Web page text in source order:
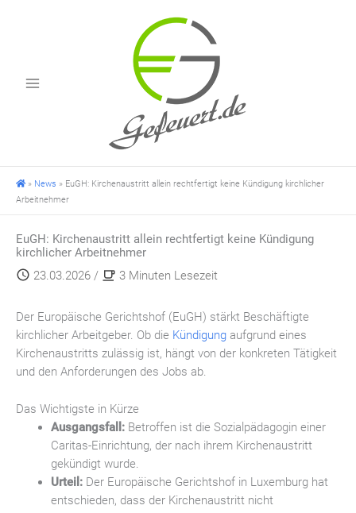
» News » EuGH: Kirchenaustritt allein rechtfertigt keine Kündigung kirchlicher
Arbeitnehmer
EuGH: Kirchenaustritt allein rechtfertigt keine Kündigung
kirchlicher Arbeitnehmer
23.03.2026 / 3 Minuten Lesezeit
Der Europäische Gerichtshof (EuGH) stärkt Beschäftigte
kirchlicher Arbeitgeber. Ob die Kündigung aufgrund eines
Kirchenaustritts zulässig ist, hängt von der konkreten Tätigkeit
und den Anforderungen des Jobs ab.
Das Wichtigste in Kürze
Ausgangsfall:Betroffen ist die Sozialpädagogin einer
Caritas-Einrichtung, der nach ihrem Kirchenaustritt
gekündigt wurde.
Urteil:Der Europäische Gerichtshof in Luxemburg hat
entschieden, dass der Kirchenaustritt nicht